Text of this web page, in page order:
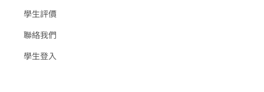
學生評價
聯絡我們
學生登入